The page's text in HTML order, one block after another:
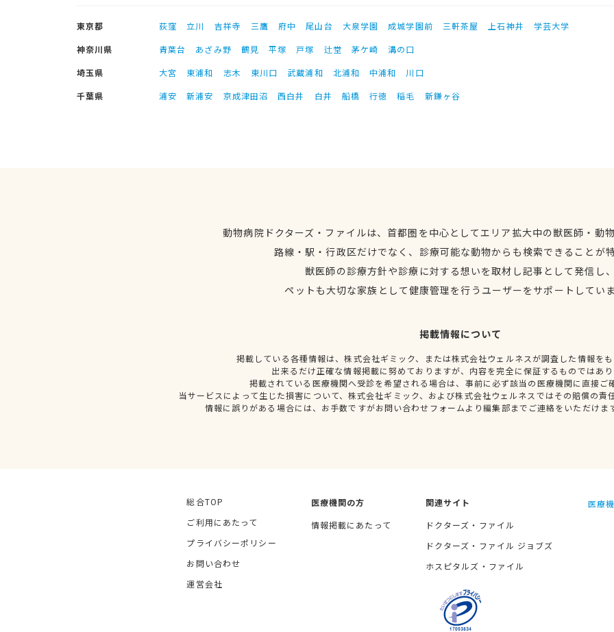
東京都 荻窪 立川 吉祥寺 三鷹 府中 尾山台 大泉学園 成城学園前 三軒茶屋 上石神井
学芸大学
神奈川県
青葉台 あざみ野 鶴見 平塚 戸塚 辻堂 茅ケ崎
溝の口
埼玉県
大宮 東浦和 志木 東川口 武蔵浦和 北浦和 中浦和
川口
千葉県
浦安 新浦安 京成津田沼 西白井 白井 船橋 行徳 稲毛 新鎌ヶ谷
動物病院ドクターズ・ファイルは、首都圏を中心としてエリア拡大中の獣医師・動
路線・駅・行政区だけでなく、診療可能な動物からも検索できることが
獣医師の診療方針や診療に対する想いを取材し記事として発信し
ペットも大切な家族として健康管理を行うユーザーをサポートしてい
掲載情報について
掲載している各種情報は、株式会社ギミック、または株式会社ウェルネスが調査した情報を
出来るだけ正確な情報掲載に努めておりますが、内容を完全に保証するものではあ
掲載されている医療機関へ受診を希望される場合は、事前に必ず該当の医療機関に直接ご
当サービスによって生じた損害について、株式会社ギミック、および株式会社ウェルネスではその賠償の責
情報に誤りがある場合には、お手数ですがお問い合わせフォームより編集部までご連絡をいただけま
総合TOP
ご利用にあたって
プライバシーポリシー
お問い合わせ
運営会社
医療機関の方
情報掲載にあたって
関連サイト
ドクターズ・ファイル
ドクターズ・ファイル ジョブズ
ホスピタルズ・ファイル
医療